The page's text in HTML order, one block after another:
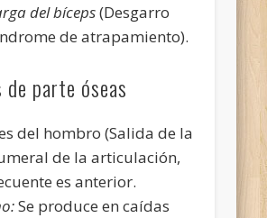
del bíceps(Desgarro
de atrapamiento).
de parte óseas
del hombro (Salida de la
de la articulación,
es anterior.
Se produce en caídas